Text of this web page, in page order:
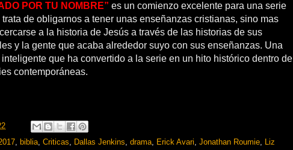
POR TU NOMBRE” es un comienzo excelente para una serie
trata de obligarnos a tener unas enseñanzas cristianas, sino mas
a la historia de Jesús a través de las historias de sus
y la gente que acaba alrededor suyo con sus enseñanzas. Una
que ha convertido a la serie en un hito histórico dentro de
contemporáneas.
, biblia, Criticas, Dallas Jenkins, drama, Erick Avari, Jonathan Roumie, Liz